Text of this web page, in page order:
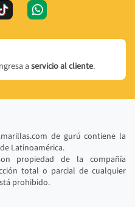
aservicio al cliente.
de gurú contiene la
Latinoamérica.
propiedad de la compañía
total o parcial de cualquier
prohibido.